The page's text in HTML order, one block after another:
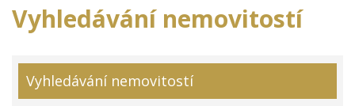
Vyhledávání nemovitostí
Vyhledávání nemovitostí